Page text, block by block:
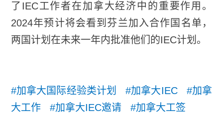
了IEC工作者在加拿大经济中的重要作用。
2024年预计将会看到芬兰加入合作国名单，
两国计划在未来一年内批准他们的IEC计划。
#加拿大国际经验类计划 #加拿大IEC #加拿
大工作 #加拿大IEC邀请 #加拿大工签